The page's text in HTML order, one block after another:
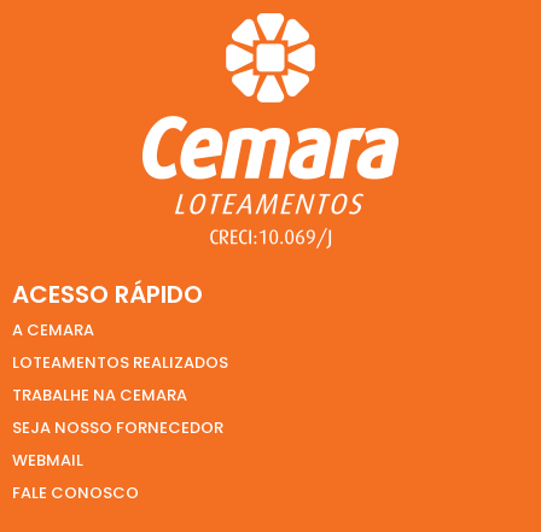
ACESSO RÁPIDO
A CEMARA
LOTEAMENTOS REALIZADOS
TRABALHE NA CEMARA
SEJA NOSSO FORNECEDOR
WEBMAIL
FALE CONOSCO